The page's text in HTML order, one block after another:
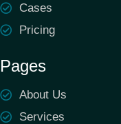
Cases
Pricing
Pages
About Us
Services